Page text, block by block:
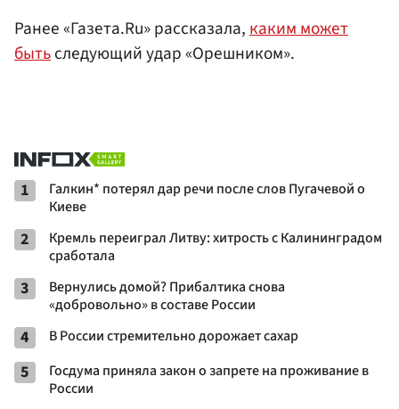
Ранее «Газета.Ru» рассказала,каким может
бытьследующий удар «Орешником».
1
Галкин* потерял дар речи после слов Пугачевой о
Киеве
2
Кремль переиграл Литву: хитрость с Калининградом
сработала
3
Вернулись домой? Прибалтика снова
«добровольно» в составе России
4 В России стремительно дорожает сахар
5
Госдума приняла закон о запрете на проживание в
России